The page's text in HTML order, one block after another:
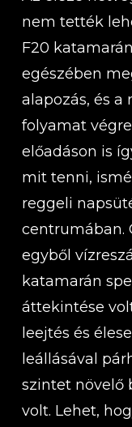
nem tették
F20
egészében
alapozás, és a
folyamat
előadáson is
mit tenni,
reggeli
centrumában.
egyből
katamarán
áttekintése
leejtés és
leállásával
szintet növelő
volt. Lehet,